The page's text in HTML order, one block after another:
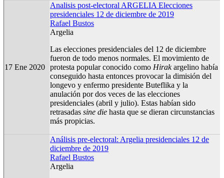
17 Ene 2020
Analisis post-electoral ARGELIA Elecciones
presidenciales 12 de diciembre de 2019
Rafael Bustos
Argelia
Las elecciones presidenciales del 12 de diciembre
fueron de todo menos normales. El movimiento de
protesta popular conocido como Hirakargelino había
conseguido hasta entonces provocar la dimisión del
longevo y enfermo presidente Buteflika y la
anulación por dos veces de las elecciones
presidenciales (abril y julio). Estas habían sido
retrasadas sine die hasta que se dieran circunstancias
más propicias.
Análisis pre-electoral: Argelia presidenciales 12 de
diciembre de 2019
Rafael Bustos
Argelia